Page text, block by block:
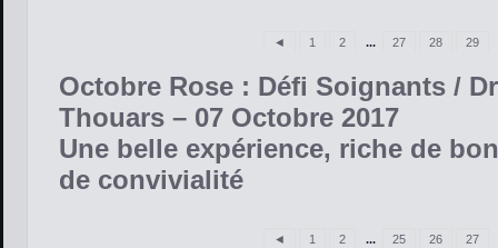
◄ 1 2 ... 27 28 29
Octobre Rose : Défi Soignants /
Thouars – 07 Octobre 2017
Une belle expérience, riche de
de convivialité
◄ 1 2 ... 25 26 27